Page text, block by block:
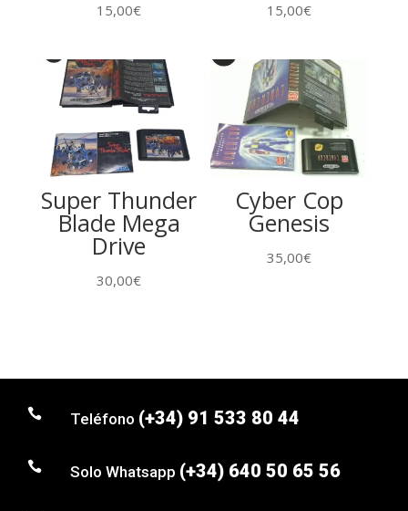
15,00€ 15,00€
Super Thunder
Blade Mega
Drive
30,00€
Cyber Cop
Genesis
35,00€
 Teléfono (+34) 91 533 80 44
 Solo Whatsapp (+34) 640 50 65 56